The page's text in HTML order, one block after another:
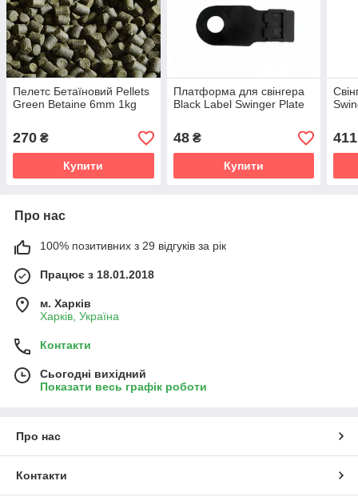
Пелетс Бетаїновий Pellets
Green Betaine 6mm 1kg
270 ₴
Купити
Платформа для свінгера
Black Label Swinger Plate
48₴
Купити
411
Про нас
100% позитивних з 29 відгуків за рік
Працює з 18.01.2018
м. Харків
Харків, Україна
Контакти
Сьогодні вихідний
Показати весь графік роботи
Про нас
Контакти